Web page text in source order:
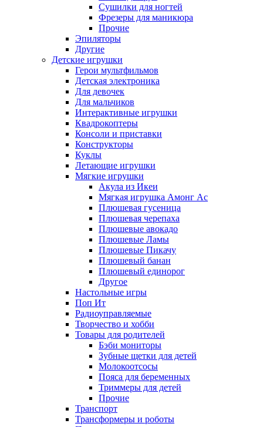
Сушилки для ногтей
Фрезеры для маникюра
Прочие
Эпиляторы
Другие
Детские игрушки
Герои мультфильмов
Детская электроника
Для девочек
Для мальчиков
Интерактивные игрушки
Квадрокоптеры
Консоли и приставки
Конструкторы
Куклы
Летающие игрушки
Мягкие игрушки
Акула из Икеи
Мягкая игрушка Амонг Ас
Плюшевая гусеница
Плюшевая черепаха
Плюшевые авокадо
Плюшевые Ламы
Плюшевые Пикачу
Плюшевый банан
Плюшевый единорог
Другое
Настольные игры
Поп Ит
Радиоуправляемые
Творчество и хобби
Товары для родителей
Бэби мониторы
Зубные щетки для детей
Молокоотсосы
Пояса для беременных
Триммеры для детей
Прочие
Транспорт
Трансформеры и роботы